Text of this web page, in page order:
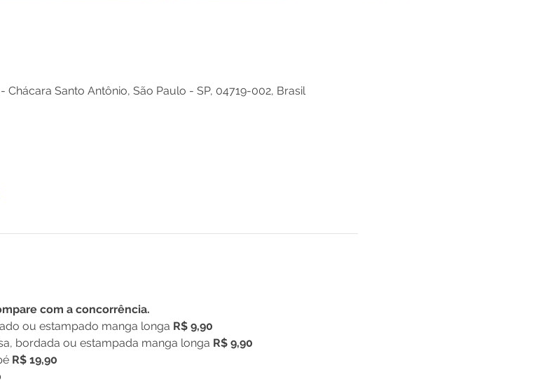
Chácara Santo Antônio, São Paulo - SP, 04719-002, Brasil
com a concorrência.
ou estampado manga longa R$ 9,90
bordada ou estampada manga longa R$ 9,90
R$ 19,90